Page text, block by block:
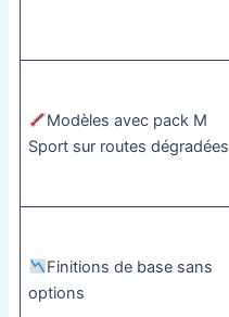
Modèles avec pack M
Sport sur routes dégradées
Finitions de base sans
options